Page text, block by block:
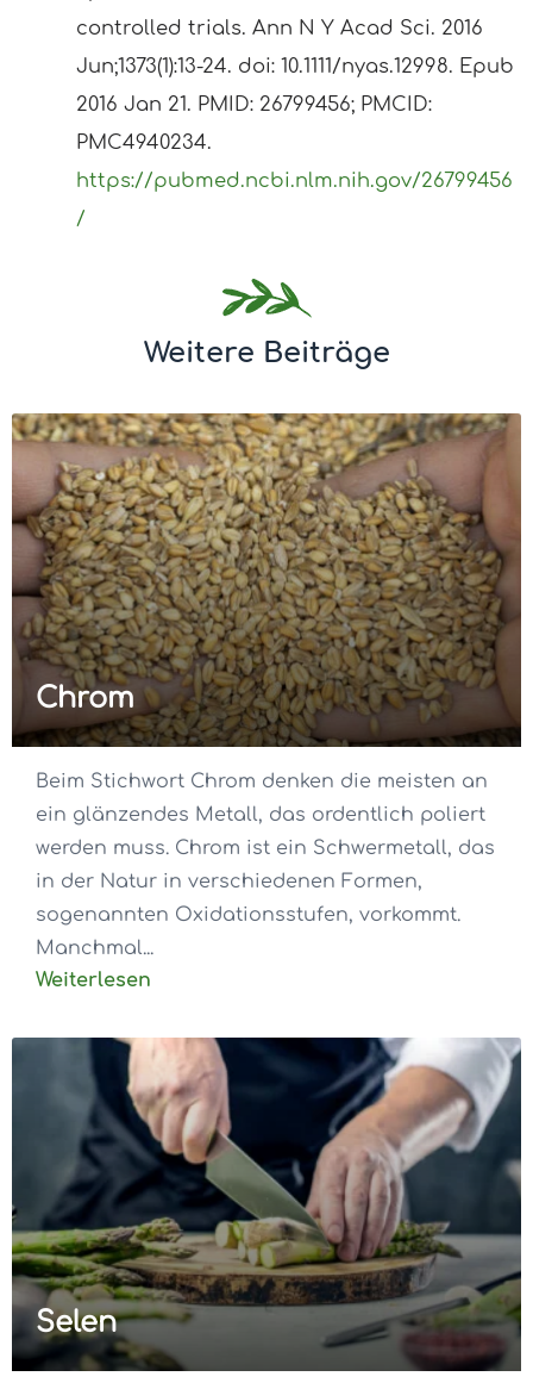
controlled trials. Ann N Y Acad Sci. 2016
Jun;1373(1):13-24. doi: 10.1111/nyas.12998. Epub
2016 Jan 21. PMID: 26799456; PMCID:
PMC4940234.
https://pubmed.ncbi.nlm.nih.gov/26799456
/
Weitere Beiträge
Chrom
Beim Stichwort Chrom denken die meisten an
ein glänzendes Metall, das ordentlich poliert
werden muss. Chrom ist ein Schwermetall, das
in der Natur in verschiedenen Formen,
sogenannten Oxidationsstufen, vorkommt.
Manchmal...
Weiterlesen
Selen